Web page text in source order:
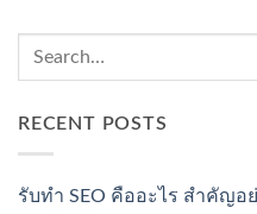
RECENT POSTS
รับทำ SEO คืออะไร สำคัญอ